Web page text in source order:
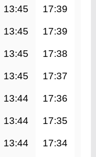
13:45 17:39
13:45 17:39
13:45 17:38
13:45 17:37
13:44 17:36
13:44 17:35
13:44 17:34